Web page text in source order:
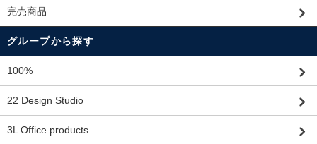
完売商品
グループから探す
100%
22 Design Studio
3L Office products